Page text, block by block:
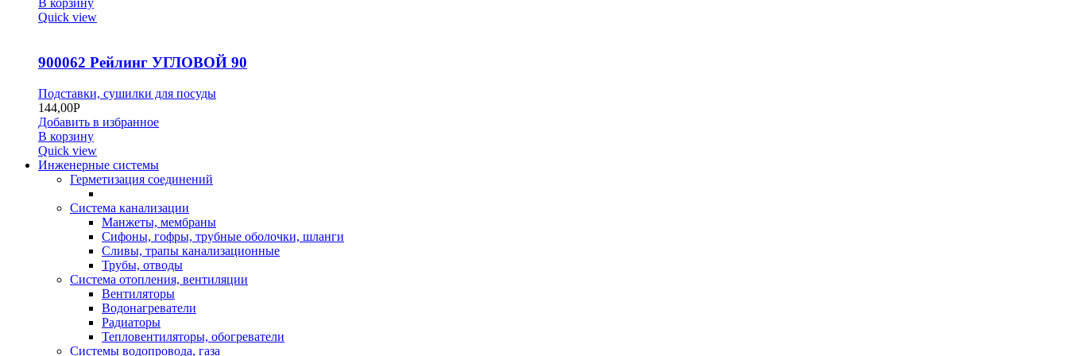
В корзину
Quick view
900062 Рейлинг УГЛОВОЙ 90
Подставки, сушилки для посуды
144,00Р
Добавить в избранное
В корзину
Quick view
Инженерные системы
Герметизация соединений
Система канализации
Манжеты, мембраны
Сифоны, гофры, трубные оболочки, шланги
Сливы, трапы канализационные
Трубы, отводы
Система отопления, вентиляции
Вентиляторы
Водонагреватели
Радиаторы
Тепловентиляторы, обогреватели
Системы водопровода, газа